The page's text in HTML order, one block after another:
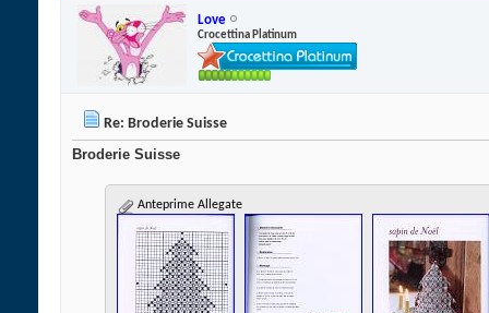
Love
Crocettina Platinum
Re: Broderie Suisse
Broderie Suisse
Anteprime Allegate